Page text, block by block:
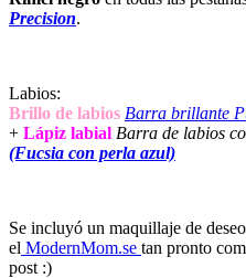
Precision.
Labios:
Brillo de labios Barra brillante
+ Lápiz labial Barra de labios
(Fucsia con perla azul)
Se incluyó un maquillaje de
el ModernMom.se tan pronto
post :)